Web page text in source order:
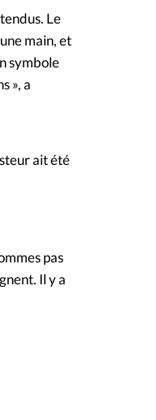
Le
main, et
symbole
», a
ait été
pas
Il y a